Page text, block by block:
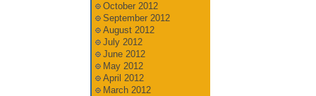
October 2012
September 2012
August 2012
July 2012
June 2012
May 2012
April 2012
March 2012